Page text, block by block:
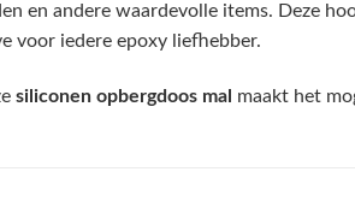
en andere waardevolle items. Deze
voor iedere epoxy liefhebber.
siliconen opbergdoos mal maakt het